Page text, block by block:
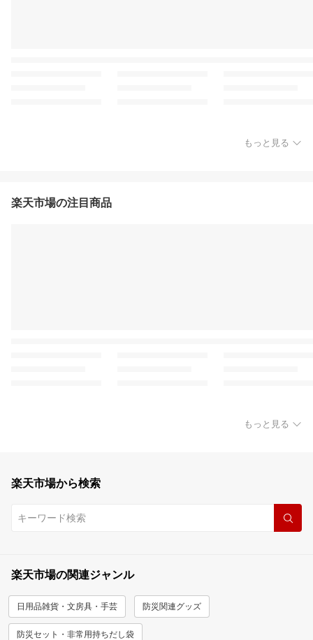
もっと見る
楽天市場の注目商品
もっと見る
楽天市場から検索
楽天市場の関連ジャンル
日用品雑貨・文房具・手芸 防災関連グッズ
防災セット・非常用持ちだし袋